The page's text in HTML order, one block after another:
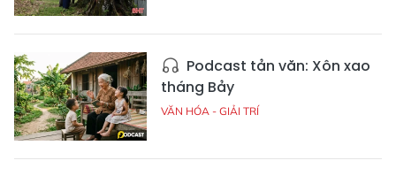
Podcast tản văn: Xôn xao
tháng Bảy
VĂN HÓA - GIẢI TRÍ